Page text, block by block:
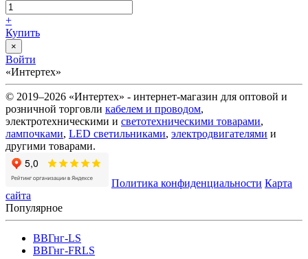
+
Купить
×
Войти
«Интертех»
© 2019–2026 «Интертех» - интернет-магазин для оптовой и
розничной торговли кабелем и проводом,
электротехническими и светотехническими товарами,
лампочками, LED светильниками, электродвигателями и
другими товарами.
Политика конфиденциальности Карта
сайта
Популярное
ВВГнг-LS
ВВГнг-FRLS